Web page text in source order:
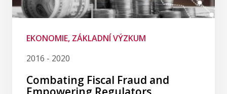
EKONOMIE, ZÁKLADNÍ VÝZKUM
2016 - 2020
Combating Fiscal Fraud and